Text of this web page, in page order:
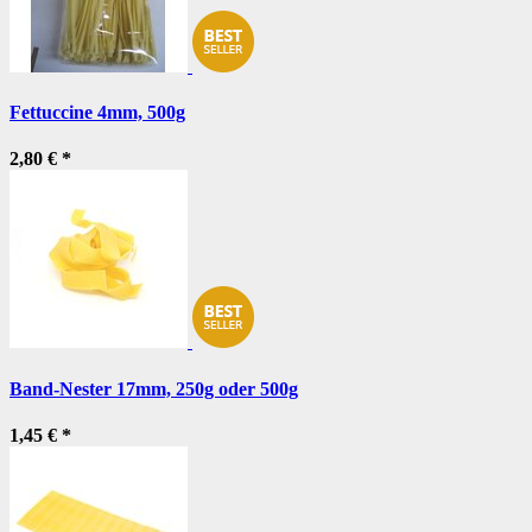
Fettuccine 4mm, 500g
2,80 € *
Band-Nester 17mm, 250g oder 500g
1,45 € *